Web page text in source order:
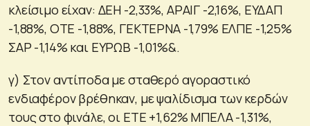
κλείσιμο είχαν: ΔΕΗ -2,33%, ΑΡΑΙΓ -2,16%, ΕΥΔΑΠ
-1,88%, ΟΤΕ -1,88%, ΓΕΚΤΕΡΝΑ -1,79% ΕΛΠΕ -1,25%
ΣΑΡ -1,14% και ΕΥΡΩΒ -1,01%&.
γ) Στον αντίποδα με σταθερό αγοραστικό
ενδιαφέρον βρέθηκαν, με ψαλίδισμα των κερδών
τους στο φινάλε, οι ΕΤΕ +1,62% ΜΠΕΛΑ -1,31%,